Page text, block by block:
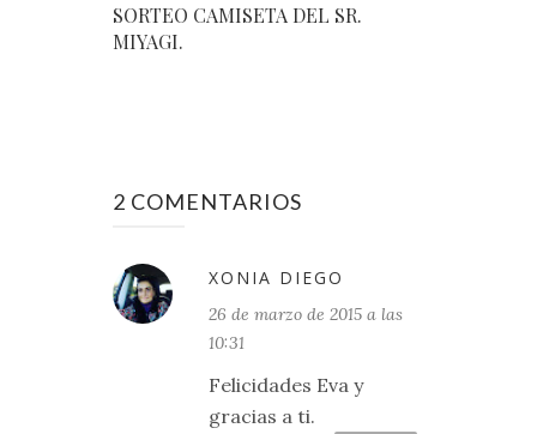
SORTEO CAMISETA DEL SR.
MIYAGI.
2 COMENTARIOS
XONIA DIEGO
26 de marzo de 2015 a las
10:31
Felicidades Eva y
gracias a ti.